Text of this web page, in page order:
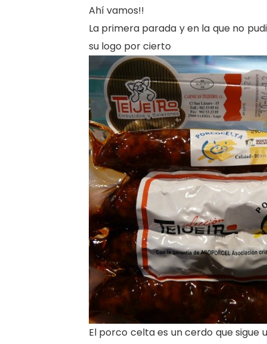
Ahí vamos!!
La primera parada y en la que no
su logo por cierto
El porco celta es un cerdo que sigue